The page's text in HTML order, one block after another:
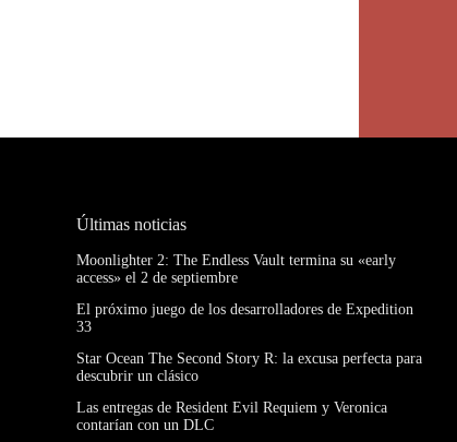
Últimas noticias
Moonlighter 2: The Endless Vault termina su «early
access» el 2 de septiembre
El próximo juego de los desarrolladores de Expedition
33
Star Ocean The Second Story R: la excusa perfecta para
descubrir un clásico
Las entregas de Resident Evil Requiem y Veronica
contarían con un DLC